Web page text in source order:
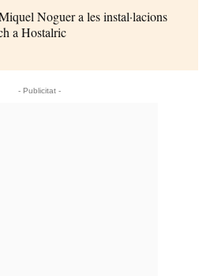
Noguer a les instal·lacions
a Hostalric
- Publicitat -